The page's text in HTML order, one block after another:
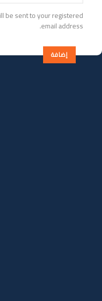
be sent to your registered
email address.